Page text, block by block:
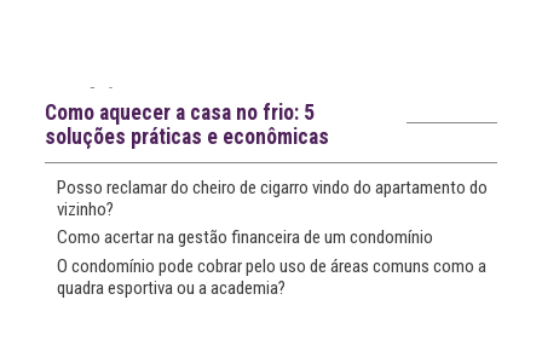
Notícias recentes
Como aquecer a casa no frio: 5
soluções práticas e econômicas
Posso reclamar do cheiro de cigarro vindo do apartamento do
vizinho?
Como acertar na gestão financeira de um condomínio
O condomínio pode cobrar pelo uso de áreas comuns como a
quadra esportiva ou a academia?